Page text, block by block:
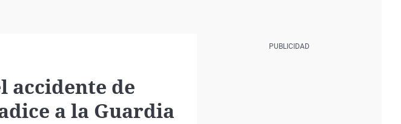
accidente de
a la Guardia